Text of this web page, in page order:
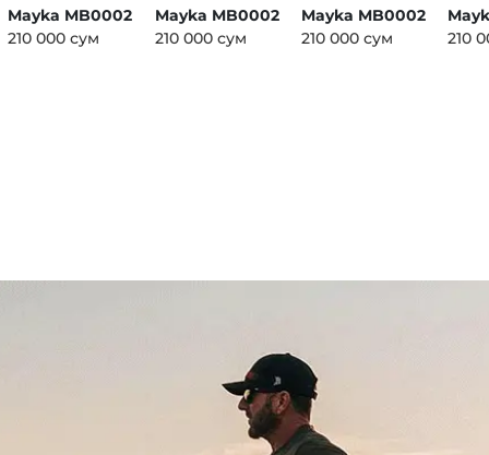
Mayka MB0002
210 000 сум
Mayka MB0002
210 000 сум
Mayka MB0002
210 000 сум
210